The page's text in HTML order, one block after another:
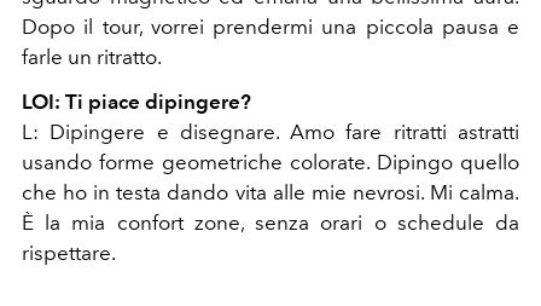
Dopo il tour, vorrei prendermi una piccola pausa e
farle un ritratto.
LOI: Ti piace dipingere?
L: Dipingere e disegnare. Amo fare ritratti astratti
usando forme geometriche colorate. Dipingo quello
che ho in testa dando vita alle mie nevrosi. Mi calma.
È la mia confort zone, senza orari o schedule da
rispettare.